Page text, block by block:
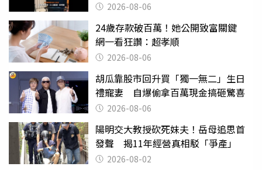
2026-08-06
24歲存款破百萬！她公開致富關鍵
網一看狂讚：超孝順
2026-08-06
胡瓜靠股市回升買「獨一無二」生日
禮寵妻 自爆偷拿百萬現金搞砸驚喜
2026-08-06
陽明交大教授砍死妹夫！岳母追思首
發聲 揭11年經營真相駁「爭產」
2026-08-02